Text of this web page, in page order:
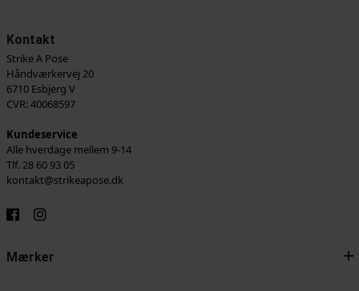
Kontakt
Strike A Pose
Håndværkervej 20
6710 Esbjerg V
CVR: 40068597
Kundeservice
Alle hverdage mellem 9-14
Tlf. 28 60 93 05
kontakt@strikeapose.dk
Mærker